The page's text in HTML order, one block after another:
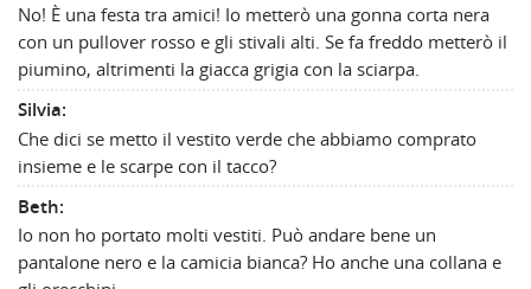
No! È una festa tra amici! Io metterò una gonna corta nera
con un pullover rosso e gli stivali alti. Se fa freddo metterò il
piumino, altrimenti la giacca grigia con la sciarpa.
Silvia:
Che dici se metto il vestito verde che abbiamo comprato
insieme e le scarpe con il tacco?
Beth:
Io non ho portato molti vestiti. Può andare bene un
pantalone nero e la camicia bianca? Ho anche una collana e